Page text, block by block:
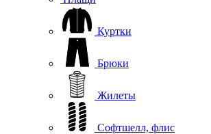
Куртки
Брюки
Жилеты
Софтшелл, флис